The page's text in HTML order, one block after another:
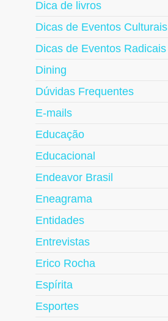
Dica de livros
Dicas de Eventos Culturais
Dicas de Eventos Radicais
Dining
Dúvidas Frequentes
E-mails
Educação
Educacional
Endeavor Brasil
Eneagrama
Entidades
Entrevistas
Erico Rocha
Espírita
Esportes